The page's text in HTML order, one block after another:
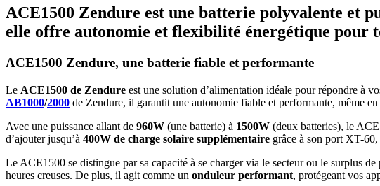
ACE1500 Zendure est une batterie polyvalente et
elle offre autonomie et flexibilité énergétique pour
ACE1500 Zendure, une batterie fiable et performante
Le ACE1500 de Zendure est une solution d’alimentation idéale pour répondre à
AB1000/2000 de Zendure, il garantit une autonomie fiable et performante, même
Avec une puissance allant de 960W (une batterie) à 1500W (deux batteries), le
d’ajouter jusqu’à 400W de charge solaire supplémentaire grâce à son port XT-
Le ACE1500 se distingue par sa capacité à se charger via le secteur ou le surplus
heures creuses. De plus, il agit comme un onduleur performant, protégeant vos